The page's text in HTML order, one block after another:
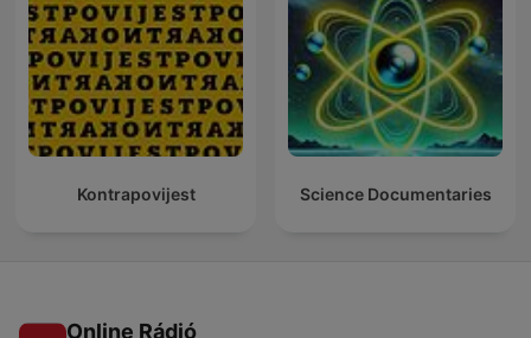
Kontrapovijest Science Documentaries
Online Rádió